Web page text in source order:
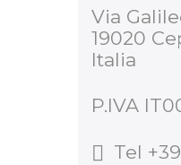
Via
19020
Italia
P.IVA
Tel